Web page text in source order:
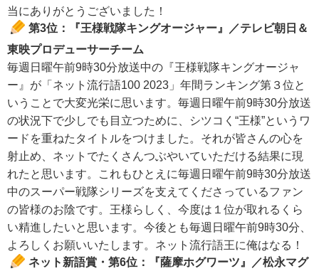
当にありがとうございました！
第3位：『王様戦隊キングオージャー』／テレビ朝日＆
東映プロデューサーチーム
毎週日曜午前9時30分放送中の『王様戦隊キングオージャ
ー』が「ネット流行語100 2023」年間ランキング第３位と
いうことで大変光栄に思います。毎週日曜午前9時30分放送
の状況下で少しでも目立つために、シツコく“王様”というワ
ードを重ねたタイトルをつけました。それが皆さんの心を
射止め、ネットでたくさんつぶやいていただける結果に現
れたと思います。これもひとえに毎週日曜午前9時30分放送
中のスーパー戦隊シリーズを支えてくださっているファン
の皆様のお陰です。王様らしく、今度は１位が取れるくら
い精進したいと思います。今後とも毎週日曜午前9時30分、
よろしくお願いいたします。ネット流行語王に俺はなる！
ネット新語賞・第6位：『薩摩ホグワーツ』／松永マグ